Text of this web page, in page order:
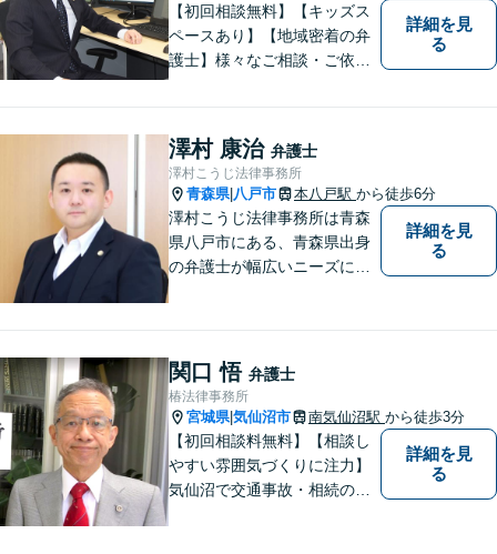
【初回相談無料】【キッズス
ペースあり】【地域密着の弁
護士】様々なご相談・ご依頼
します。お困りの方はぜひご
相談ください。
詳細を見
る
澤村 康治 弁護士
澤村こうじ法律事務所
青森県| 八戸市 本八戸駅 から徒歩6分
澤村こうじ法律事務所は青森
県八戸市にある、青森県出身
の弁護士が幅広いニーズにお
詳細を見
る
関口 悟 弁護士
椿法律事務所
宮城県|気仙沼市 南気仙沼駅 から徒歩3分
【初回相談料無料】【相談し
やすい雰囲気づくりに注力】
気仙沼で交通事故・相続のこ
詳細を見
る